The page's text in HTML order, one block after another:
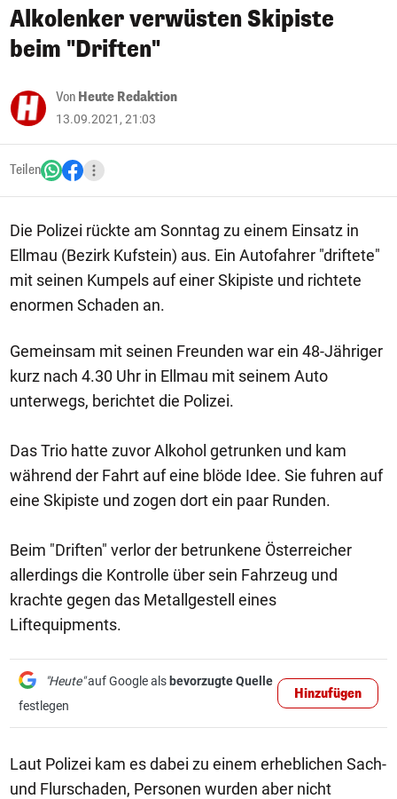
Alkolenker verwüsten Skipiste
beim "Driften"
Von Heute Redaktion
13.09.2021, 21:03
Teilen
Die Polizei rückte am Sonntag zu einem Einsatz in
Ellmau (Bezirk Kufstein) aus. Ein Autofahrer "driftete"
mit seinen Kumpels auf einer Skipiste und richtete
enormen Schaden an.
Gemeinsam mit seinen Freunden war ein 48-Jähriger
kurz nach 4.30 Uhr in Ellmau mit seinem Auto
unterwegs, berichtet die Polizei.
Das Trio hatte zuvor Alkohol getrunken und kam
während der Fahrt auf eine blöde Idee. Sie fuhren auf
eine Skipiste und zogen dort ein paar Runden.
Beim "Driften" verlor der betrunkene Österreicher
allerdings die Kontrolle über sein Fahrzeug und
krachte gegen das Metallgestell eines
Liftequipments.
"Heute"auf Google als bevorzugte Quelle
festlegen
Hinzufügen
Laut Polizei kam es dabei zu einem erheblichen Sach-
und Flurschaden, Personen wurden aber nicht